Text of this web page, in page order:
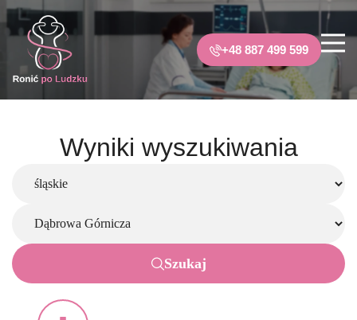
+48 887 499 599
Wyniki wyszukiwania
Szukaj